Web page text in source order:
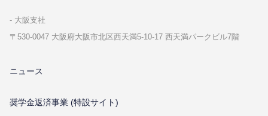
⼤阪⽀社
〒530-0047 ⼤阪府⼤阪市北区⻄天満5-10-17 ⻄天満パークビル7階
ニュース
奨学金返済事業 (特設サイト)